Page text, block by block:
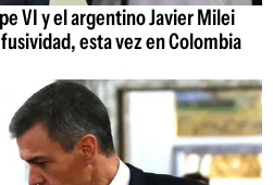
VI y el argentino Javier Milei
esta vez en Colombia